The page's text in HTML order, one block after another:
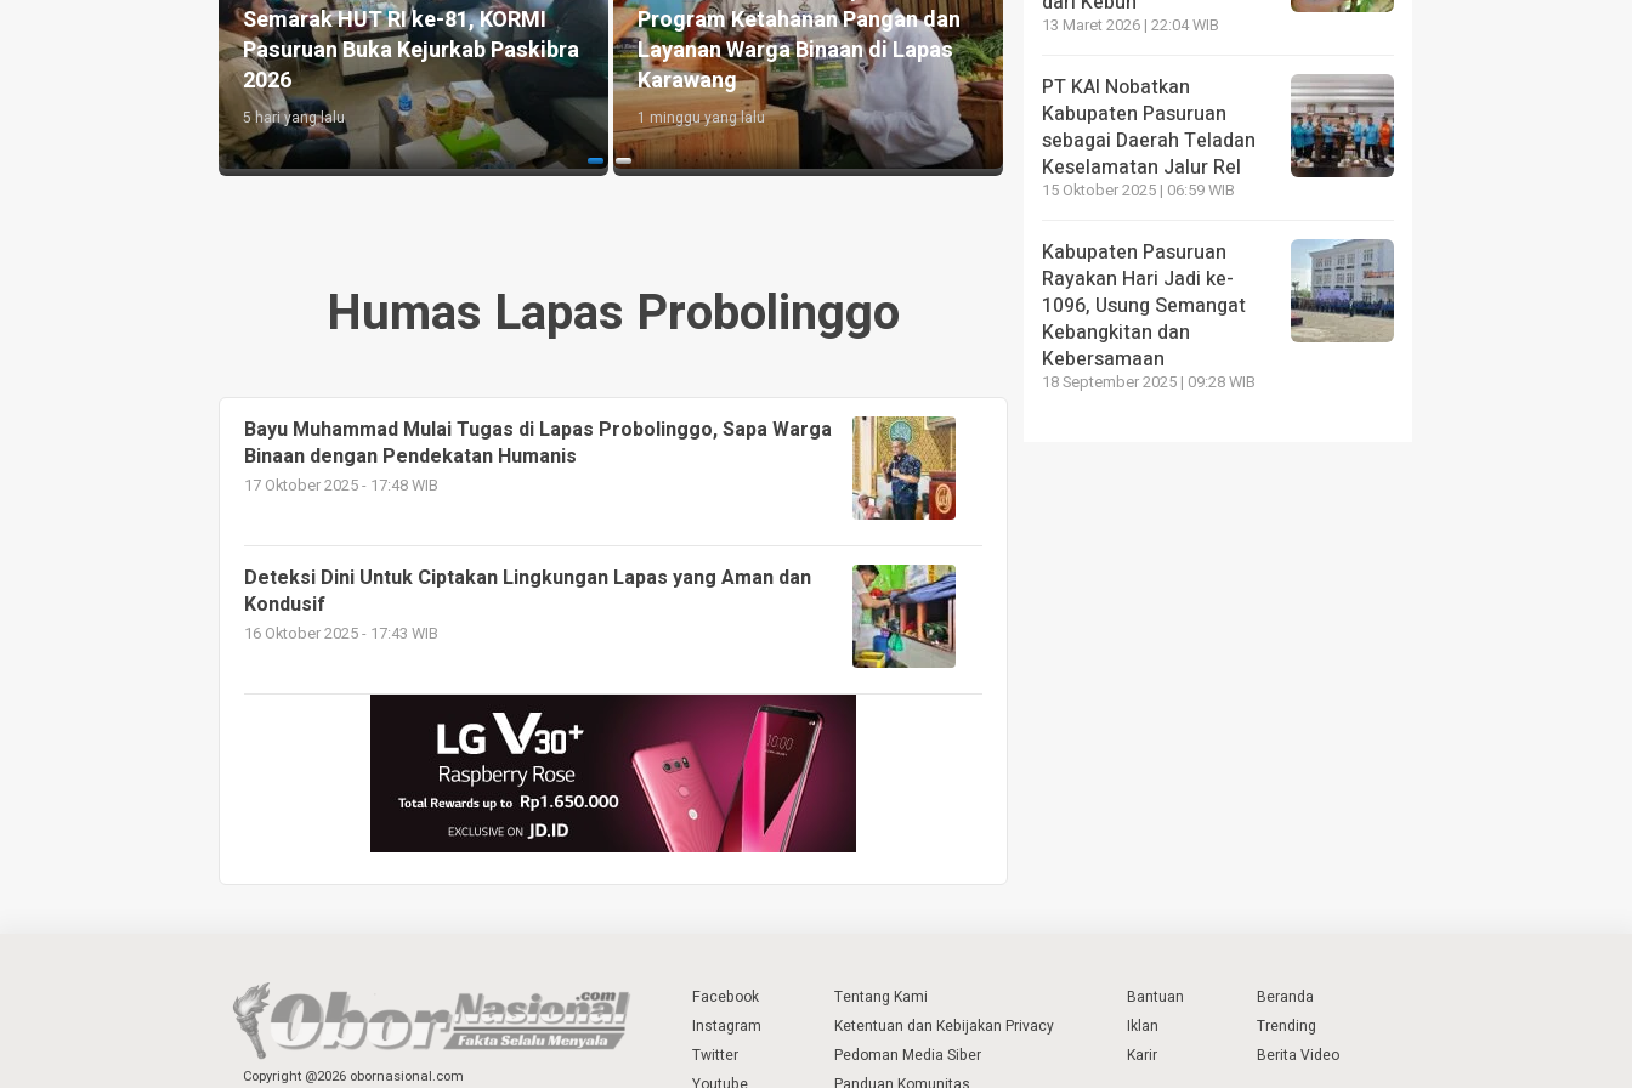
Ketahanan Pangan dan
Warga Binaan di Lapas
Bupati Pasuruan Resmikan Open
House dan MPLS Sekolah Rakyat
Terintegrasi 1
1 minggu yang lalu
Kunjungi LASKAR Farm, Kades
Hoho Apresiasi Pembinaan
Kemandirian Warga Binaan
2 minggu yang lalu
Semarak HUT RI ke-81, KORMI
2026
5 hari yang lalu
Humas Lapas Probolinggo
Bayu Muhammad Mulai Tugas di Lapas Probolinggo, Sapa Warga
Binaan dengan Pendekatan Humanis
17 Oktober 2025 - 17:48 WIB
Deteksi Dini Untuk Ciptakan Lingkungan Lapas yang Aman dan
Kondusif
16 Oktober 2025 - 17:43 WIB
13 Maret 2026 | 22:04 WIB
PT KAI Nobatkan
Kabupaten Pasuruan
sebagai Daerah Teladan
Keselamatan Jalur Rel
15 Oktober 2025 | 06:59 WIB
Kabupaten Pasuruan
Rayakan Hari Jadi ke-
1096, Usung Semangat
Kebangkitan dan
Kebersamaan
18 September 2025 | 09:28 WIB
Copyright @2026 obornasional.com
Facebook
Instagram
Twitter
Tentang Kami
Ketentuan dan Kebijakan Privacy
Pedoman Media Siber
Bantuan
Iklan
Karir
Beranda
Trending
Berita Video